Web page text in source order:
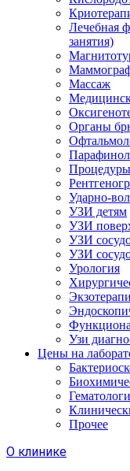
Лечебная
занятия)
Массаж
Органы
Процедуры
Ударно-
УЗИ детям
УЗИ
УЗИ
УЗИ
Урология
Узи
Цены на
Прочее
О клинике